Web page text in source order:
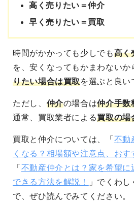
高く売りたい＝仲介
早く売りたい＝買取
時間がかかっても 少しでも高く
を、安くなってもかまわないか
りたい場合は買取を選ぶと良い
ただし、 仲介の場合は仲介手数
通常、買取業者による買取の場
買取と仲介については、「 不動
くなる？相場額や注意点、おす
「 不動産仲介とは？家を希望に
できる方法を解説！
」でくわ
で、ぜひ読んでみてください。